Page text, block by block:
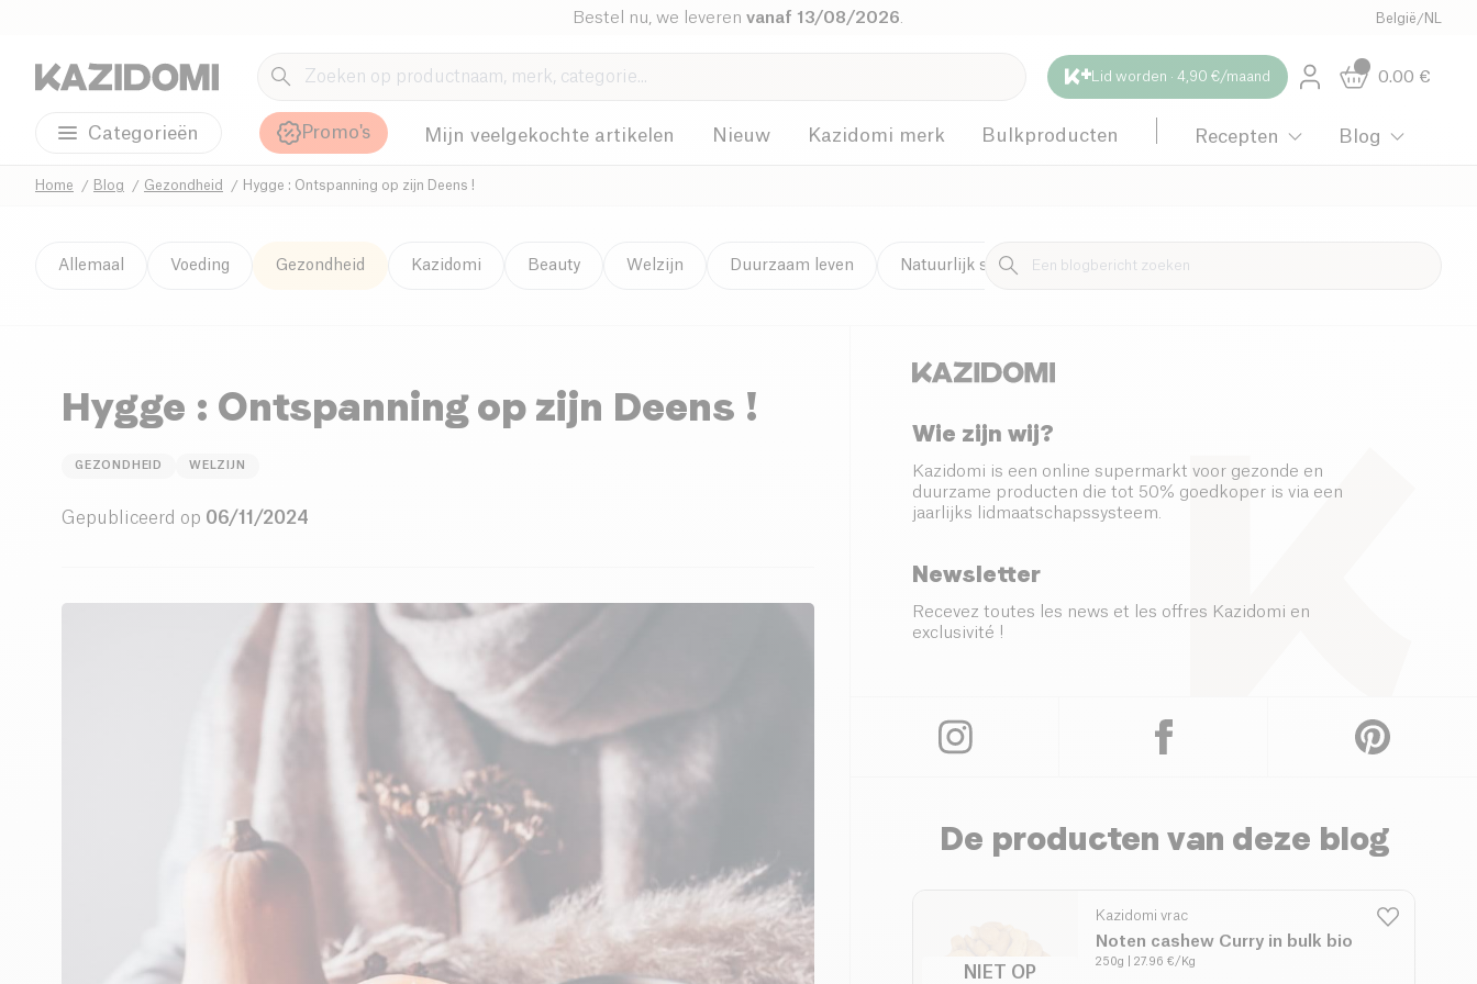
Bestel nu, we leverenvanaf 13/08/2026 België /NL
Lid worden · 4,90 €/maand 0.00 €
Categorieën Promo's Mijn veelgekochte artikelen Nieuw Kazidomi merk Bulkproducten Recepten Blog
Home Blog Gezondheid Hygge : Ontspanning op zijn Deens !
Allemaal Voeding Gezondheid Kazidomi Beauty Welzijn Duurzaam leven Natuurlijk schoonmaken
Hygge : Ontspanning op zijn Deens !
GEZONDHEID WELZIJN
Gepubliceerd op 06/11/2024
Wie zijn wij?
Kazidomi is een online supermarkt voor gezonde en
duurzame producten die tot 50% goedkoper is via een
jaarlijks lidmaatschapssysteem.
Newsletter
Recevez toutes les news et les offres Kazidomi en
exclusivité !
De producten van deze blog
NIET OP
Kazidomi vrac
Noten cashew Curry in bulk bio
250g | 27.96 €/Kg